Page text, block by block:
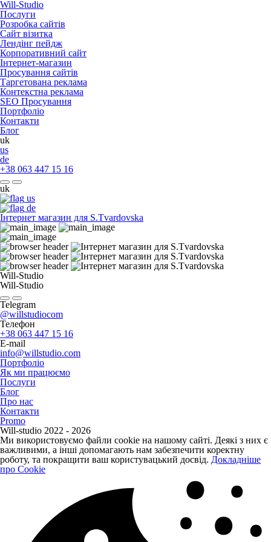
Will-Studio
Послуги
Розробка сайтів
Сайт візитка
Лендінг пейдж
Корпоративний сайт
Інтернет-магазин
Просування сайтів
Таргетована реклама
Контекстна реклама
SEO Просування
Портфоліо
Контакти
Блог
uk
us
de
+38 063 447 15 16
uk
us
de
Інтернет магазин для S.Tvardovska
Will-Studio
Will-Studio
Telegram
@willstudiocom
Телефон
+38 063 447 15 16
E-mail
info@willstudio.com
Портфоліо
Як ми працюємо
Послуги
Блог
Про нас
Контакти
Promo
Will-studio 2022 - 2026
Ми використовуємо файли cookie на нашому сайті. Деякі з них є
важливими, а інші допомагають нам забезпечити коректну
роботу, та покращити ваш користувацький досвід. Докладніше
про Cookie